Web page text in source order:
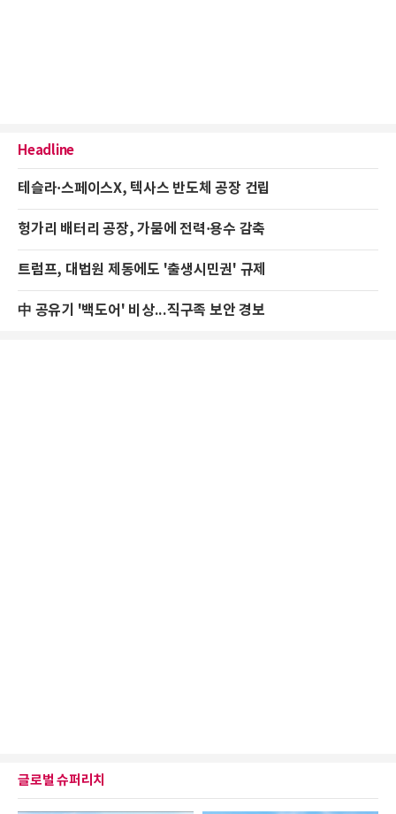
Headline
테슬라·스페이스X, 텍사스 반도체 공장 건립
헝가리 배터리 공장, 가뭄에 전력·용수 감축
트럼프, 대법원 제동에도 '출생시민권' 규제
中 공유기 '백도어' 비상...직구족 보안 경보
글로벌 슈퍼리치